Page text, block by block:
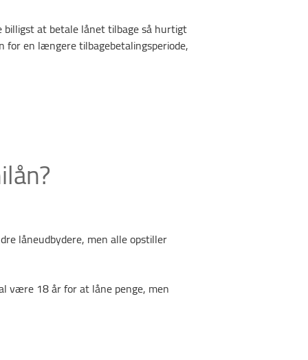
at betale lånet tilbage så hurtigt
for en længere tilbagebetalingsperiode,
låneudbydere, men alle opstiller
være 18 år for at låne penge, men